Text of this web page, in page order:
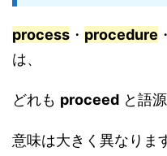
process ・ procedure ・
は、
どれも proceed と語
意味は大きく異なりま